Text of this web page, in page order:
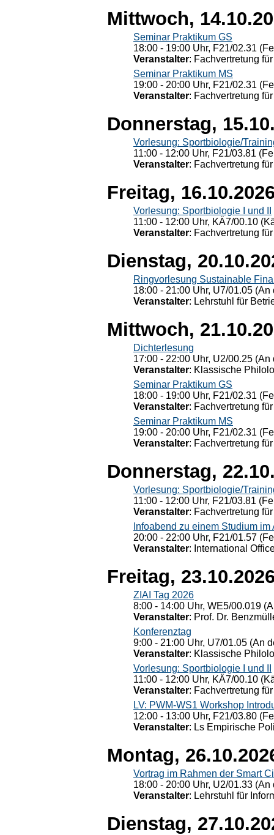
Mittwoch,
Seminar Praktikum GS
18:00 - 19:00 Uhr, F21/02.31
Veranstalter: Fachvertretung
Seminar Praktikum MS
19:00 - 20:00 Uhr, F21/02.31
Veranstalter: Fachvertretung
Donnerstag,
Vorlesung: Sportbiologie/
11:00 - 12:00 Uhr, F21/03.81
Veranstalter: Fachvertretung
Freitag,
Vorlesung: Sportbiologie I und II
11:00 - 12:00 Uhr, KÄ7/00.10
Veranstalter: Fachvertretung
Dienstag,
Ringvorlesung Sustainable
18:00 - 21:00 Uhr, U7/01.05
Veranstalter: Lehrstuhl für
Mittwoch,
Dichterlesung
17:00 - 22:00 Uhr, U2/00.25
Veranstalter: Klassische
Seminar Praktikum GS
18:00 - 19:00 Uhr, F21/02.31
Veranstalter: Fachvertretung
Seminar Praktikum MS
19:00 - 20:00 Uhr, F21/02.31
Veranstalter: Fachvertretung
Donnerstag,
Vorlesung: Sportbiologie/
11:00 - 12:00 Uhr, F21/03.81
Veranstalter: Fachvertretung
Infoabend zu einem Studium im
20:00 - 22:00 Uhr, F21/01.57
Veranstalter: International
Freitag,
ZIAI Tag 2026
8:00 - 14:00 Uhr, WE5/00.019
Veranstalter: Prof. Dr.
Konferenztag
9:00 - 21:00 Uhr, U7/01.05 (An
Veranstalter: Klassische
Vorlesung: Sportbiologie I und II
11:00 - 12:00 Uhr, KÄ7/00.10
Veranstalter: Fachvertretung
LV: PWM-WS1 Workshop
12:00 - 13:00 Uhr, F21/03.80
Veranstalter: Ls Empirische
Montag,
Vortrag im Rahmen der Smart
18:00 - 20:00 Uhr, U2/01.33
Veranstalter: Lehrstuhl für
Dienstag,